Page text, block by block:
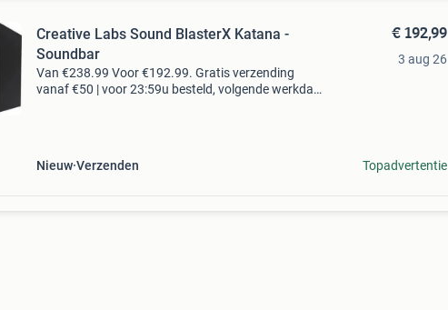
Creative Labs Sound BlasterX Katana -
Soundbar
Van €238.99 Voor €192.99. Gratis verzending
vanaf €50 | voor 23:59u besteld, volgende werkdag
Nieuw Verzenden
€ 192,99
3 aug 26
Topadvertentie